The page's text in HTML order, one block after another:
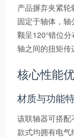
产品摒弃夹紧
固定于轴体，
颗呈120°错位
轴之间的扭矩传
核心性能
材质与功能
该联轴器可搭
款式均拥有电